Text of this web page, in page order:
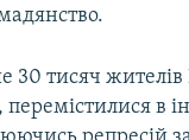
тисяч жителів
перемістилися в